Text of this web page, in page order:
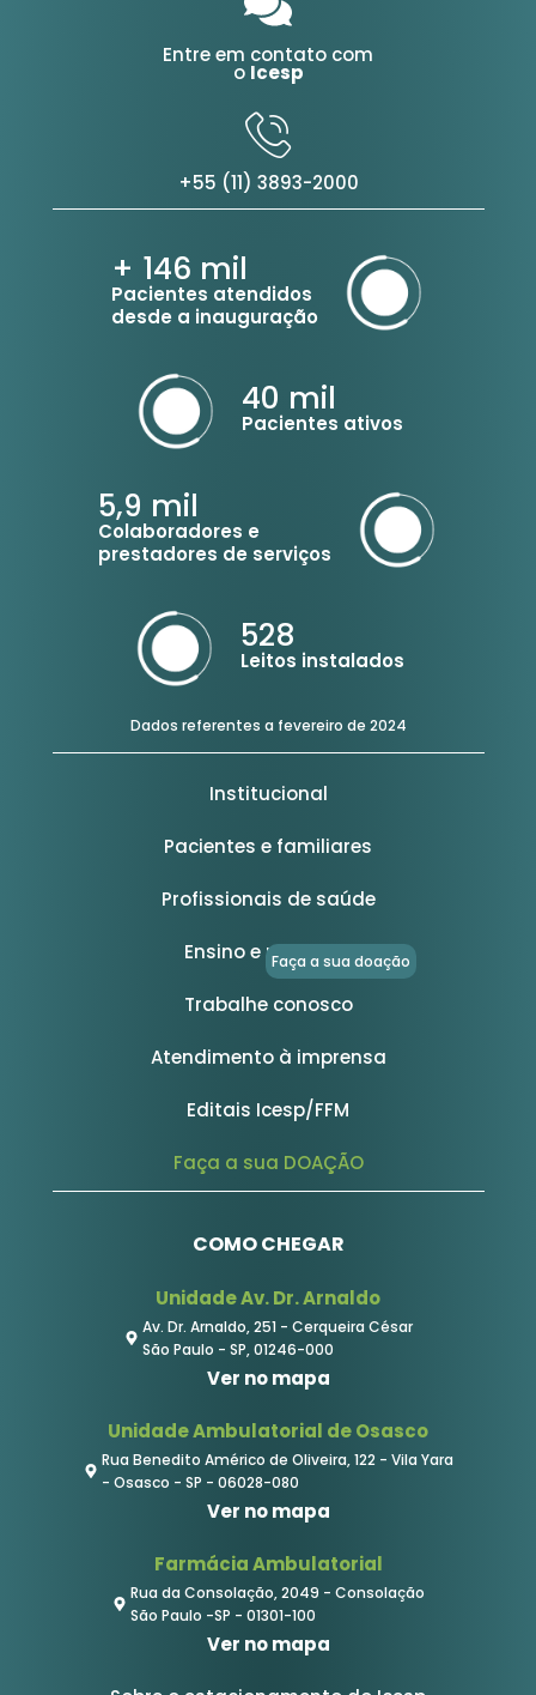
Entre em contato com
o Icesp
+55 (11) 3893-2000
+ 146 mil
Pacientes atendidos
desde a inauguração
40 mil
Pacientes ativos
5,9 mil
Colaboradores e
prestadores de serviços
528
Leitos instalados
Dados referentes a fevereiro de 2024
Institucional
Pacientes e familiares
Profissionais de saúde
Ensino e pesquisa
Trabalhe conosco
Atendimento à imprensa
Editais Icesp/FFM
Faça a sua DOAÇÃO
COMO CHEGAR
Unidade Av. Dr. Arnaldo
Av. Dr. Arnaldo, 251 - Cerqueira César
São Paulo - SP, 01246-000
Ver no mapa
Unidade Ambulatorial de Osasco
Rua Benedito Américo de Oliveira, 122 - Vila Yara
- Osasco - SP - 06028-080
Ver no mapa
Farmácia Ambulatorial
Rua da Consolação, 2049 - Consolação
São Paulo -SP - 01301-100
Ver no mapa
Faça a sua doação